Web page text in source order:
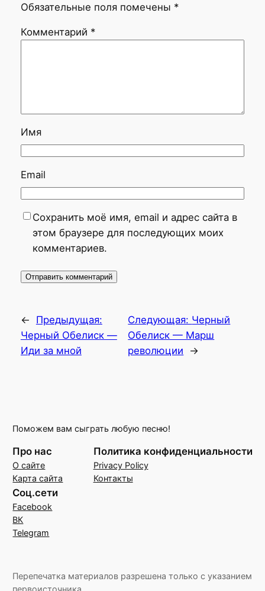
Обязательные поля помечены *
Комментарий *
Имя
Email
Сохранить моё имя, email и адрес сайта в
этом браузере для последующих моих
комментариев.
←
Предыдущая:
Черный Обелиск —
Иди за мной
Следующая: Черный
Обелиск — Марш
революции
→
Поможем вам сыграть любую песню!
Про нас
О сайте
Карта сайта
Политика конфиденциальности
Privacy Policy
Контакты
Соц.сети
Facebook
ВК
Telegram
Перепечатка материалов разрешена только с указанием
первоисточника